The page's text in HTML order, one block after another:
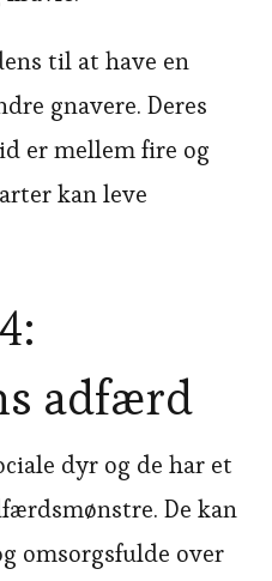
til at have en
gnavere. Deres
er mellem fire og
kan leve
adfærd
dyr og de har et
De kan
omsorgsfulde over